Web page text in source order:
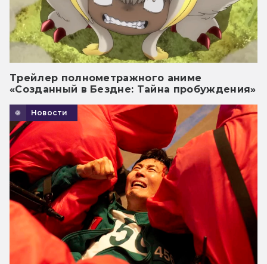
Трейлер полнометражного аниме
«Созданный в Бездне: Тайна пробуждения»
Новости